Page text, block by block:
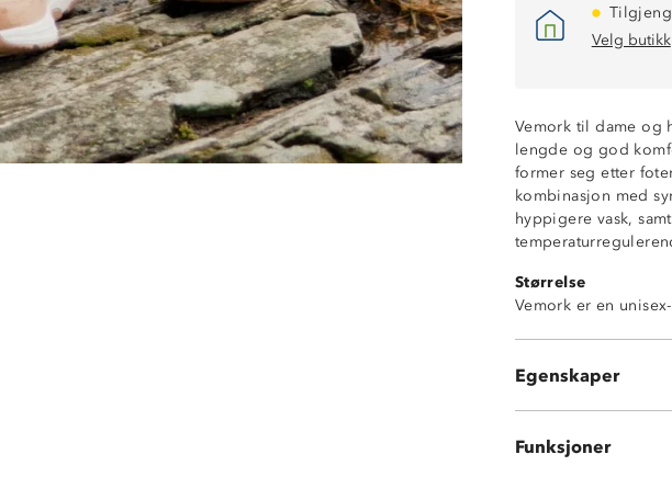
Velg butikk
Vemork til dame og
lengde og god
former seg etter
kombinasjon med
hyppigere vask,
Størrelse
Vemork er en
Egenskaper
Varm
Høyt skaft
Høy
OekoTex
Funksjoner